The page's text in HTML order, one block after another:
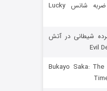
دانلود فیلم ضربه شانس Lucky
شیطانی در آتش
Evil
دانلود مستند Bukayo Saka: The